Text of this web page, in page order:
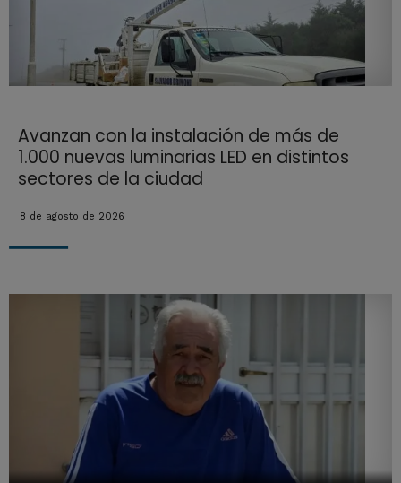
Avanzan con la instalación de más de
1.000 nuevas luminarias LED en distintos
sectores de la ciudad
8 de agosto de 2026